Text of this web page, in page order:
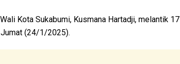
Kota Sukabumi, Kusmana Hartadji, melantik 17
(24/1/2025).